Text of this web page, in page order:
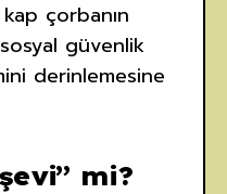
çorbanın
güvenlik
derinlemesine
mi?